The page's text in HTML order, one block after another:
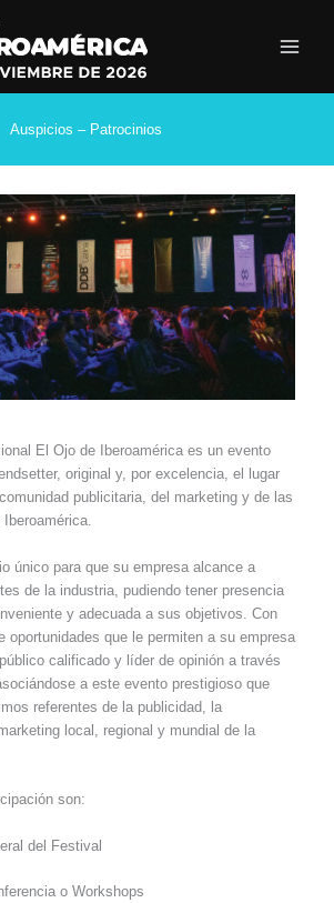
Auspicios – Patrocinios
El Ojo de Iberoamérica es un evento
original y, por excelencia, el lugar
publicitaria, del marketing y de las
único para que su empresa alcance a
de la industria, pudiendo tener presencia
y adecuada a sus objetivos. Con
oportunidades que le permiten a su empresa
calificado y líder de opinión a través
a este evento prestigioso que
referentes de la publicidad, la
local, regional y mundial de la
son:
del Festival
o Workshops